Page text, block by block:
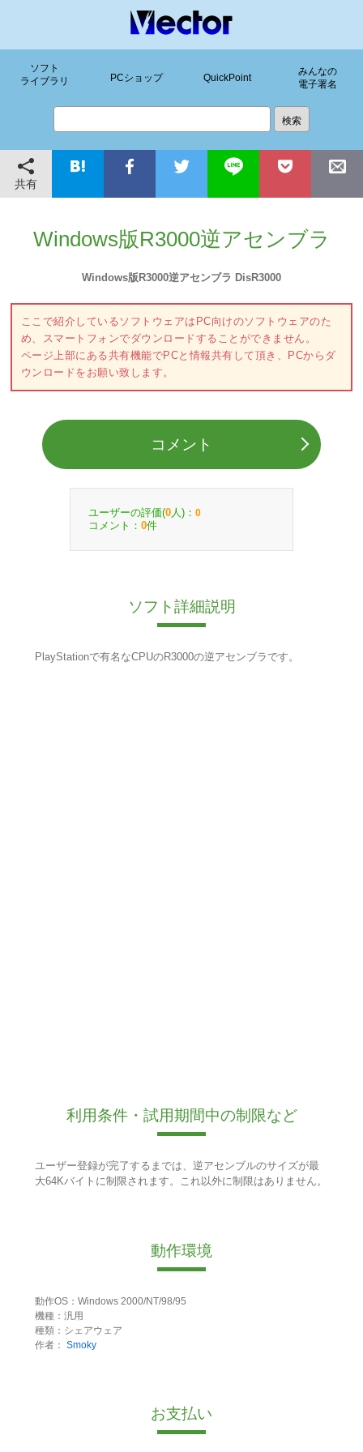
ソフト
ライブラリ
PCショップ QuickPoint
みんなの
電子署名
共有
Windows版R3000逆アセンブラ
Windows版R3000逆アセンブラ DisR3000
ここで紹介しているソフトウェアはPC向けのソフトウェアのた
め、スマートフォンでダウンロードすることができません。
ページ上部にある共有機能でPCと情報共有して頂き、PCからダ
ウンロードをお願い致します。
コメント
ユーザーの評価(0 人)： 0
コメント： 0件
ソフト詳細説明
PlayStationで有名なCPUのR3000の逆アセンブラです。
利用条件・試用期間中の制限など
ユーザー登録が完了するまでは、逆アセンブルのサイズが最
大64Kバイトに制限されます。これ以外に制限はありません。
動作環境
動作OS：Windows 2000/NT/98/95
機種：汎用
種類：シェアウェア
作者： Smoky
お支払い